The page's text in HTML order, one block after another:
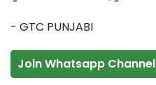
- GTC PUNJABI
Join Whatsapp Channel